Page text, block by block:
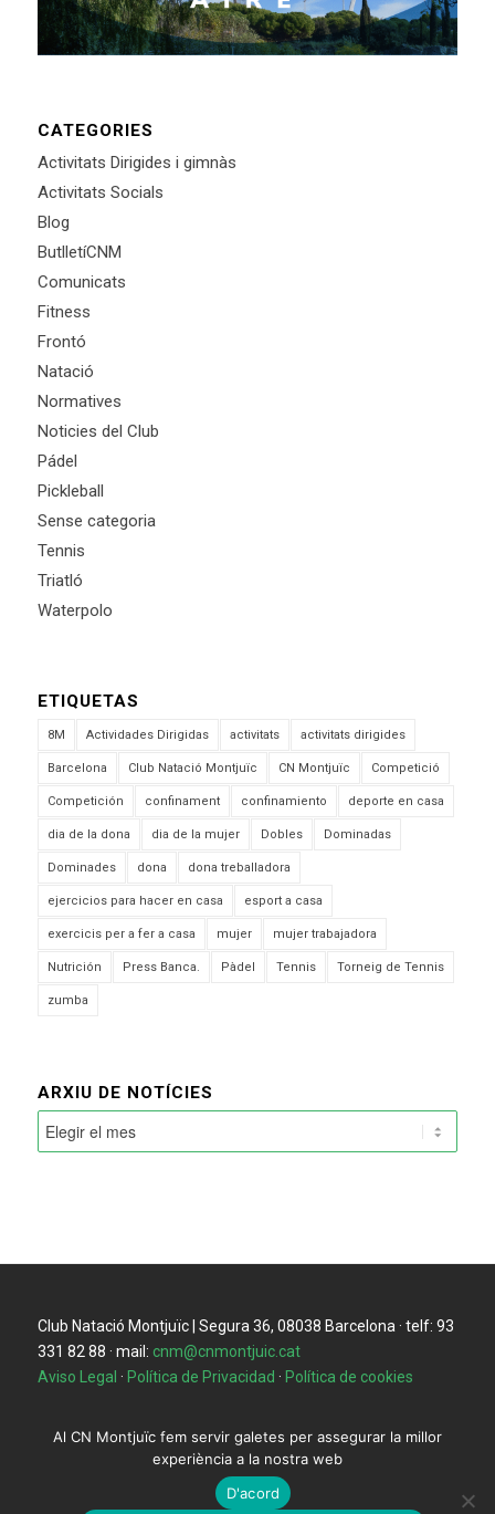
CATEGORIES
Activitats Dirigides i gimnàs
Activitats Socials
Blog
ButlletíCNM
Comunicats
Fitness
Frontó
Natació
Normatives
Noticies del Club
Pádel
Pickleball
Sense categoria
Tennis
Triatló
Waterpolo
ETIQUETAS
8M Actividades Dirigidas activitats activitats dirigides
Barcelona Club Natació Montjuïc CN Montjuïc Competició
Competición confinament confinamiento deporte en casa
dia de la dona dia de la mujer Dobles Dominadas
Dominades dona dona treballadora
ejercicios para hacer en casa esport a casa
exercicis per a fer a casa mujer mujer trabajadora
Nutrición Press Banca. Pàdel Tennis Torneig de Tennis
zumba
ARXIU DE NOTÍCIES
Club Natació Montjuïc | Segura 36, 08038 Barcelona · telf: 93
331 82 88 · mail: cnm@cnmontjuic.cat
Aviso Legal · Política de Privacidad · Política de cookies
Al CN Montjuïc fem servir galetes per assegurar la millor
experiència a la nostra web
D'acord